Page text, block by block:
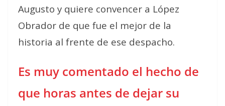
Augusto y quiere convencer a López
Obrador de que fue el mejor de la
historia al frente de ese despacho.
Es muy comentado el hecho de
que horas antes de dejar su